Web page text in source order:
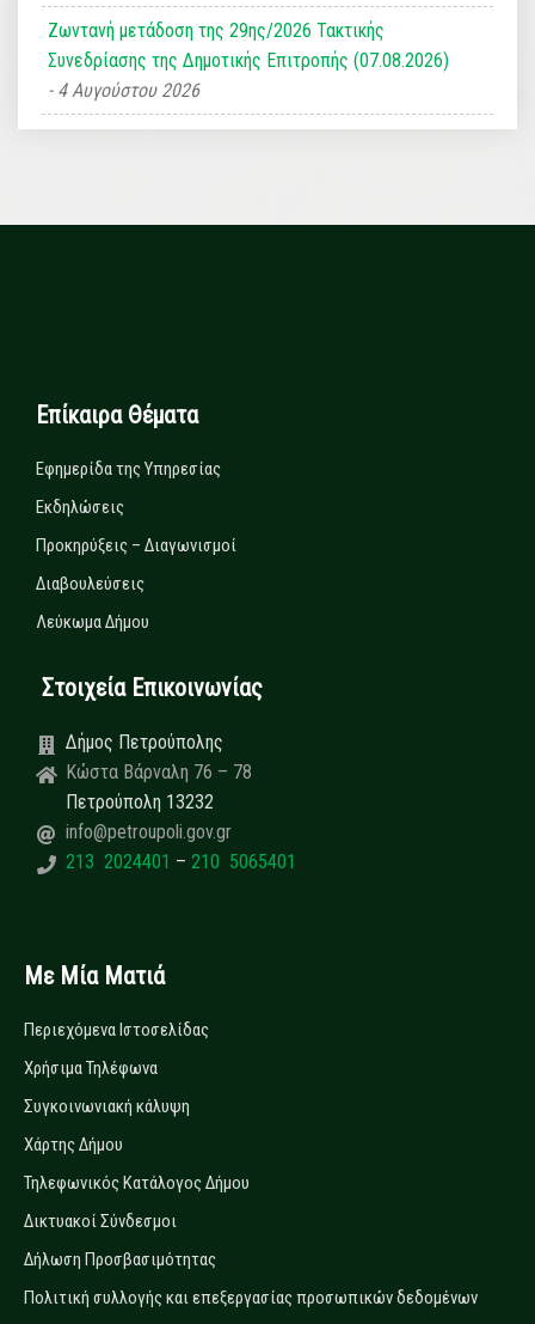
Ζωντανή μετάδοση της 29ης/2026 Τακτικής
Συνεδρίασης της Δημοτικής Επιτροπής (07.08.2026)
4 Αυγούστου 2026
Επίκαιρα Θέματα
Εφημερίδα της Υπηρεσίας
Εκδηλώσεις
Προκηρύξεις – Διαγωνισμοί
Διαβουλεύσεις
Λεύκωμα Δήμου
Στοιχεία Επικοινωνίας
Δήμος Πετρούπολης
Κώστα Βάρναλη 76 – 78
Πετρούπολη 13232
info@petroupoli.gov.gr
213 2024401 – 210 5065401
Με Μία Ματιά
Περιεχόμενα Ιστοσελίδας
Χρήσιμα Τηλέφωνα
Συγκοινωνιακή κάλυψη
Χάρτης Δήμου
Τηλεφωνικός Κατάλογος Δήμου
Δικτυακοί Σύνδεσμοι
Δήλωση Προσβασιμότητας
Πολιτική συλλογής και επεξεργασίας προσωπικών δεδομένων